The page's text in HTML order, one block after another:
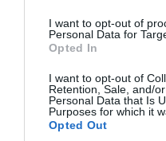
I want to opt-out of
Personal Data for
Opted In
I want to opt-out of
Retention, Sale, and/
Personal Data that Is
Purposes for which it
Opted Out